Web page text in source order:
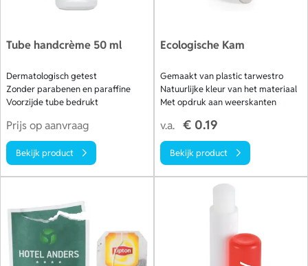
Tube handcrème 50 ml
Dermatologisch getest
Zonder parabenen en paraffine
Voorzijde tube bedrukt
Prijs op aanvraag
Bekijk product
Ecologische Kam
Gemaakt van plastic tarwestro
Natuurlijke kleur van het materiaal
Met opdruk aan weerskanten
v.a. € 0.19
Bekijk product